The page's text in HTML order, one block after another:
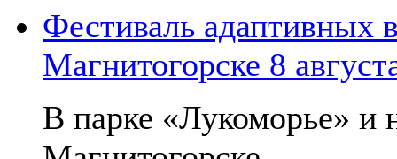
Фестиваль адаптивных
Магнитогорске 8
В парке «Лукоморье» и